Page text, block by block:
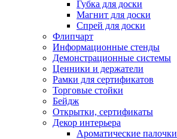
Губка для доски
Магнит для доски
Спрей для доски
Флипчарт
Информационные стенды
Демонстрационные системы
Ценники и держатели
Рамки для сертификатов
Торговые стойки
Бейдж
Открытки, сертификаты
Декор интерьера
Ароматические палочки